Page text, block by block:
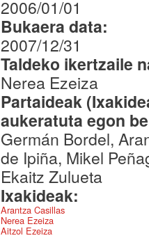
2006/01/01
Bukaera data:
2007/12/31
Taldeko ikertzaile
Nerea Ezeiza
Partaideak
aukeratuta egon
Germán Bordel,
de Ipiña, Mikel
Ekaitz Zulueta
Ixakideak:
Arantza Casillas
Nerea Ezeiza
Aitzol Ezeiza